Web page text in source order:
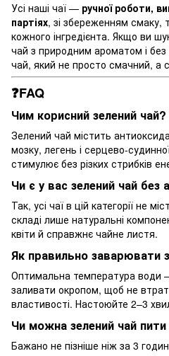
Усі наші чаї — ручної роботи,
партіях, зі збереженням смаку,
кожного інгредієнта. Якщо ви
чай з природним ароматом і
чай, який не просто смачний, а
❓FAQ
Чим корисний зелений чай?
Зелений чай містить
мозку, легень і серцево-
стимулює без різких стрибків
Чи є у вас зелений чай без
Так, усі чаї в цій категорії не
складі лише натуральні
квіти й справжнє чайне листя.
Як правильно заварювати
Оптимальна температура води
заливати окропом, щоб не
властивості. Настоюйте 2–3
Чи можна зелений чай пити
Бажано не пізніше ніж за 3